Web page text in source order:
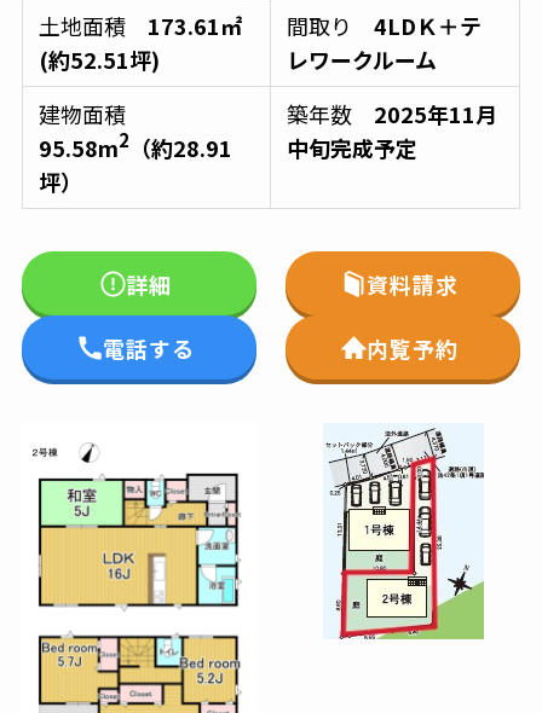
土地面積 173.61㎡
(約52.51坪)
間取り4LDＫ＋テ
レワークルーム
建物面積
95.58m2
（約28.91
坪）
築年数 2025年11月
中旬完成予定
詳細 資料請求
電話する 内覧予約